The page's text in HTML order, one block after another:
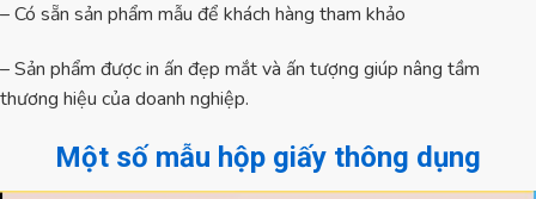
– Có sẵn sản phẩm mẫu để khách hàng tham khảo
– Sản phẩm được in ấn đẹp mắt và ấn tượng giúp nâng tầm
thương hiệu của doanh nghiệp.
Một số mẫu hộp giấy thông dụng